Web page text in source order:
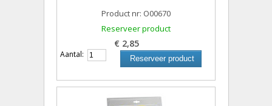
Product nr: O00670
Reserveer product
€ 2,85
Aantal: Reserveer product